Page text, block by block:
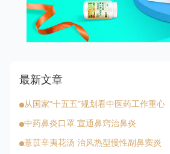
最新文章
从国家“十五五”规划看中医药工作重心
中药鼻炎口罩 宣通鼻窍治鼻炎
薏苡辛夷花汤 治风热型慢性副鼻窦炎